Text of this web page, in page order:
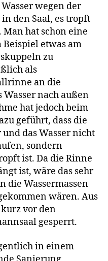
wegen der
den Saal, es tropft
hat schon eine
etwas am
zu
als
an die
Wasser nach außen
hat jedoch beim
geführt, dass die
das Wasser nicht
sondern
ist. Da die Rinne
ist, wäre das sehr
die Wassermassen
wären. Aus
vor den
gesperrt.
in einem